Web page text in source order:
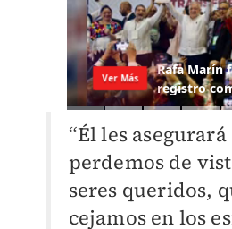
“Él les
perdemos de
seres queridos,
cejamos en los